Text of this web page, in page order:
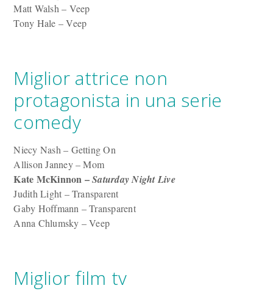
Matt Walsh – Veep
Tony Hale – Veep
Miglior attrice non
protagonista in una serie
comedy
Niecy Nash – Getting On
Allison Janney – Mom
Kate McKinnon –Saturday Night Live
Judith Light – Transparent
Gaby Hoffmann – Transparent
Anna Chlumsky – Veep
Miglior film tv